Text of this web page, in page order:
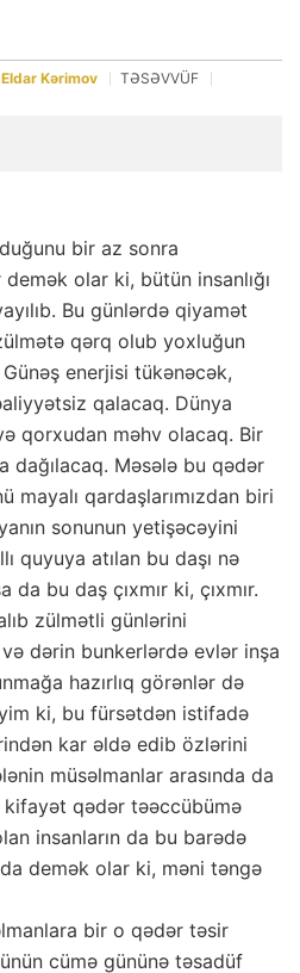
Eldar Kərimov TƏSƏVVÜF
bir az sonra
olar ki, bütün insanlığı
Bu günlərdə qiyamət
qərq olub yoxluğun
enerjisi tükənəcək,
qalacaq. Dünya
qorxudan məhv olacaq. Bir
dağılacaq. Məsələ bu qədər
mayalı qardaşlarımızdan biri
sonunun yetişəcəyini
quyuya atılan bu daşı nə
da bu daş çıxmır ki, çıxmır.
zülmətli günlərini
dərin bunkerlərdə evlər inşa
hazırlıq görənlər də
ki, bu fürsətdən istifadə
kar əldə edib özlərini
müsəlmanlar arasında da
kifayət qədər təəccübümə
insanların da bu barədə
demək olar ki, məni təngə
bir o qədər təsir
cümə gününə təsadüf